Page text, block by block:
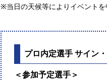
※当日の天候等によりイベントを
プロ内定選手 サイン
＜参加予定選手＞